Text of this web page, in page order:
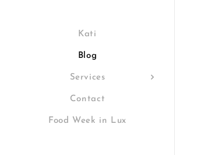
Kati
Blog
Services
Contact
Food Week in Lux